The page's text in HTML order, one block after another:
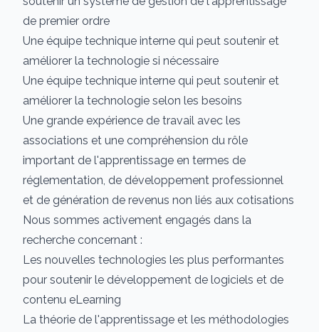
de premier ordre
Une équipe technique interne qui peut soutenir et
améliorer la technologie si nécessaire
Une équipe technique interne qui peut soutenir et
améliorer la technologie selon les besoins
Une grande expérience de travail avec les
associations et une compréhension du rôle
important de l'apprentissage en termes de
réglementation, de développement professionnel
et de génération de revenus non liés aux cotisations
Nous sommes activement engagés dans la
recherche concernant :
Les nouvelles technologies les plus performantes
pour soutenir le développement de logiciels et de
contenu eLearning
La théorie de l'apprentissage et les méthodologies